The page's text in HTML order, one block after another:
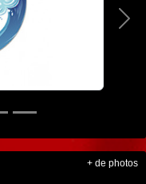
+ de photos